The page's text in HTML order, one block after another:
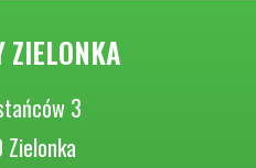
ZIELONKA
3